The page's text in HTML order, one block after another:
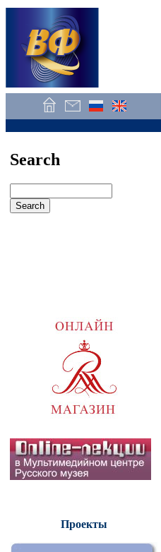
Search
Проекты